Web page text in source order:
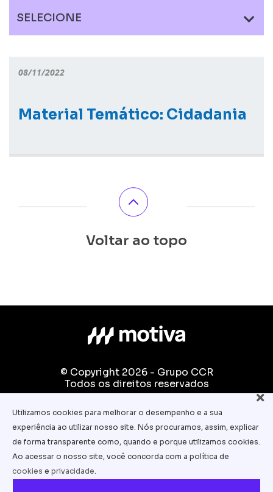
SELECIONE
08/11/2022
Material Temático: Cidadania
Voltar ao topo
© Copyright 2026 - Grupo CCR
Todos os direitos reservados
Fale conosco:
equipe.pedagogica@motiva.com.br
Termos e Condições de Uso
Política de Privacidade
Política de Cookies
Utilizamos cookies para melhorar o desempenho e a sua
experiência ao utilizar nosso site. Nós procuramos, assim, explicar
de forma transparente como, quando e porque utilizamos cookies.
Ao acessar o nosso site, você concorda com a política de
cookies e privacidade.